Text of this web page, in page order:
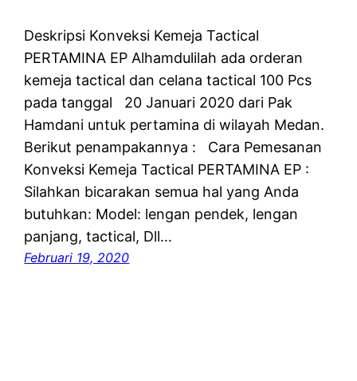
Deskripsi Konveksi Kemeja Tactical
PERTAMINA EP Alhamdulilah ada orderan
kemeja tactical dan celana tactical 100 Pcs
pada tanggal 20 Januari 2020 dari Pak
Hamdani untuk pertamina di wilayah Medan.
Berikut penampakannya : Cara Pemesanan
Konveksi Kemeja Tactical PERTAMINA EP :
Silahkan bicarakan semua hal yang Anda
butuhkan: Model: lengan pendek, lengan
panjang, tactical, Dll…
Februari 19, 2020